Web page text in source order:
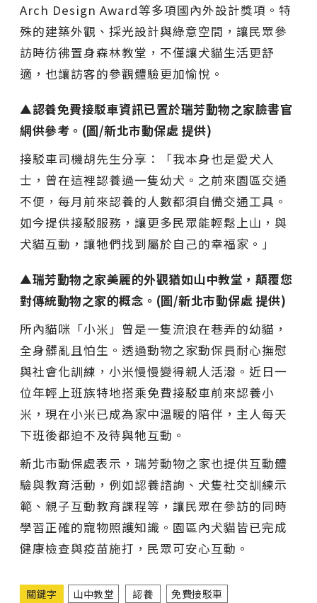
Arch Design Award等多項國內外設計獎項。特
殊的建築外觀、採光設計與綠意空間，讓民眾參
訪時彷彿置身森林教堂，不僅讓犬貓生活更舒
適，也讓訪客的參觀體驗更加愉悅。
▲認養免費接駁車資訊已置於瑞芳動物之家臉書官
網供參考。(圖/新北市動保處 提供)
接駁車司機胡先生分享：「我本身也是愛犬人
士，曾在這裡認養過一隻幼犬。之前來園區交通
不便，每月前來認養的人數都須自備交通工具。
如今提供接駁服務，讓更多民眾能輕鬆上山，與
犬貓互動，讓牠們找到屬於自己的幸福家。」
▲瑞芳動物之家美麗的外觀猶如山中教堂，顛覆您
對傳統動物之家的概念。(圖/新北市動保處 提供)
所內貓咪「小米」曾是一隻流浪在巷弄的幼貓，
全身髒亂且怕生。透過動物之家動保員耐心撫慰
與社會化訓練，小米慢慢變得親人活潑。近日一
位年輕上班族特地搭乘免費接駁車前來認養小
米，現在小米已成為家中溫暖的陪伴，主人每天
下班後都迫不及待與牠互動。
新北市動保處表示，瑞芳動物之家也提供互動體
驗與教育活動，例如認養諮詢、犬隻社交訓練示
範、親子互動教育課程等，讓民眾在參訪的同時
學習正確的寵物照護知識。園區內犬貓皆已完成
健康檢查與疫苗施打，民眾可安心互動。
關鍵字 山中教堂 認養
免費接駁車